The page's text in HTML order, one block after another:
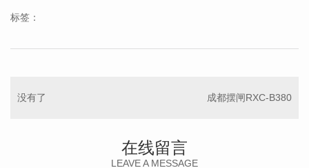
标签：
没有了 成都摆闸RXC-B380
在线留言
LEAVE A MESSAGE